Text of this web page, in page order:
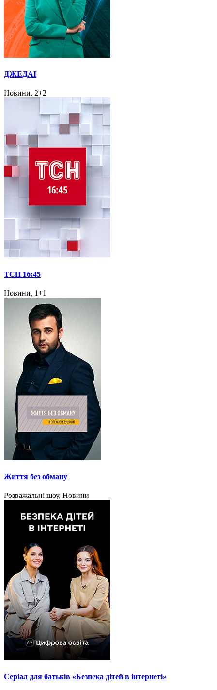
ДЖЕДАІ
Новини, 2+2
ТСН 16:45
Новини, 1+1
Життя без обману
Розважальні шоу, Новини
Серіал для батьків «Безпека дітей в інтернеті»